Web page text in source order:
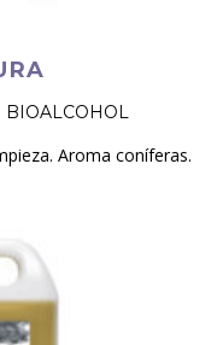
BIOALCOHOL
Aroma coníferas.